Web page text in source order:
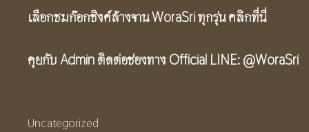
เลือกชมก๊อกซิงค์ล้างจาน WoraSri ทุกรุ่น คลิกที่นี่
คุยกับ Admin ติดต่อช่องทาง Official LINE:@WoraSri
Categories
Uncategorized